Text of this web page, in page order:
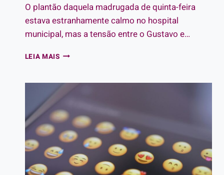
O plantão daquela madrugada de quinta-feira
estava estranhamente calmo no hospital
municipal, mas a tensão entre o Gustavo e…
LEIA MAISO
DO
MADRUGADA